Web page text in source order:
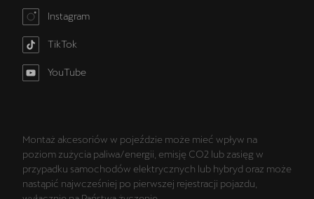
Instagram
TikTok
YouTube
Montaż akcesoriów w pojeździe może mieć wpływ na
poziom zużycia paliwa/energii, emisję CO2 lub zasięg w
przypadku samochodów elektrycznych lub hybryd oraz może
nastąpić najwcześniej po pierwszej rejestracji pojazdu,